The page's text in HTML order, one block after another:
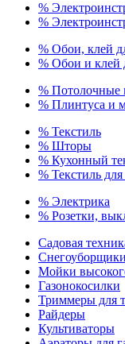
%
%
% Обои, клей
% Обои и клей
% Потолочные
% Плинтуса и
% Текстиль
% Шторы
% Кухонный
% Текстиль
% Электрика
% Розетки,
Садовая
Снегоуборщики
Мойки
Газонокосилки
Триммеры для
Райдеры
Культиваторы